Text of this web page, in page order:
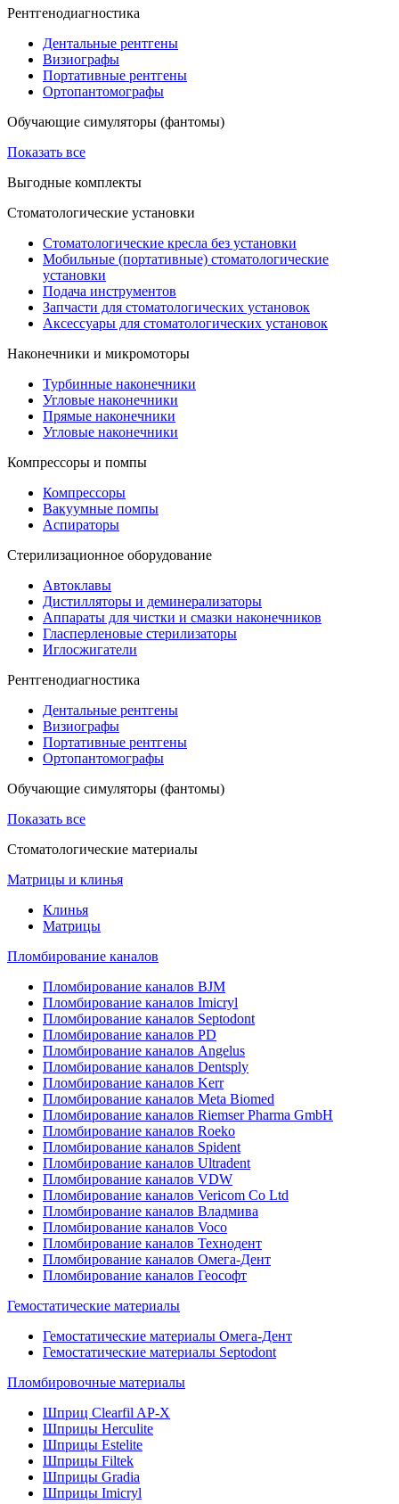
Рентгенодиагностика
Дентальные рентгены
Визиографы
Портативные рентгены
Ортопантомографы
Обучающие симуляторы (фантомы)
Показать все
Выгодные комплекты
Стоматологические установки
Стоматологические кресла без установки
Мобильные (портативные) стоматологические
установки
Подача инструментов
Запчасти для стоматологических установок
Аксессуары для стоматологических установок
Наконечники и микромоторы
Турбинные наконечники
Угловые наконечники
Прямые наконечники
Угловые наконечники
Компрессоры и помпы
Компрессоры
Вакуумные помпы
Аспираторы
Стерилизационное оборудование
Автоклавы
Дистилляторы и деминерализаторы
Аппараты для чистки и смазки наконечников
Гласперленовые стерилизаторы
Иглосжигатели
Рентгенодиагностика
Дентальные рентгены
Визиографы
Портативные рентгены
Ортопантомографы
Обучающие симуляторы (фантомы)
Показать все
Стоматологические материалы
Матрицы и клинья
Клинья
Матрицы
Пломбирование каналов
Пломбирование каналов BJM
Пломбирование каналов Imicryl
Пломбирование каналов Septodont
Пломбирование каналов PD
Пломбирование каналов Angelus
Пломбирование каналов Dentsply
Пломбирование каналов Kerr
Пломбирование каналов Meta Biomed
Пломбирование каналов Riemser Pharma GmbH
Пломбирование каналов Roeko
Пломбирование каналов Spident
Пломбирование каналов Ultradent
Пломбирование каналов VDW
Пломбирование каналов Vericom Co Ltd
Пломбирование каналов Владмива
Пломбирование каналов Voco
Пломбирование каналов Технодент
Пломбирование каналов Омега-Дент
Пломбирование каналов Геософт
Гемостатические материалы
Гемостатические материалы Омега-Дент
Гемостатические материалы Septodont
Пломбировочные материалы
Шприц Clearfil AP-X
Шприцы Herculite
Шприцы Estelite
Шприцы Filtek
Шприцы Gradia
Шприцы Imicryl